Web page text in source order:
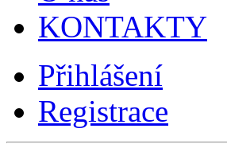
KONTAKTY
Přihlášení
Registrace